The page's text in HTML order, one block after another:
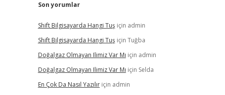
Son yorumlar
Shift Bilgisayarda Hangi Tuşiçin admin
Shift Bilgisayarda Hangi Tuşiçin Tuğba
Doğalgaz Olmayan Ilimiz Var Mı için admin
Doğalgaz Olmayan Ilimiz Var Mı için Selda
En Çok Da Nasıl Yazılıriçin admin